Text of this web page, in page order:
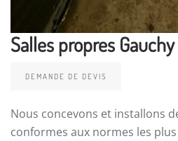
Salles propres Gauchy
DEMANDE DE DEVIS
Nous concevons et installons
conformes aux normes les